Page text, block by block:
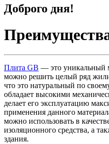
Доброго дня!
Плита GB — это уникальный
можно решить целый ряд
что это натуральный по
обладает высокими
делает его эксплуатацию
применения данного
можно использовать в
изоляционного средства, а
здания.